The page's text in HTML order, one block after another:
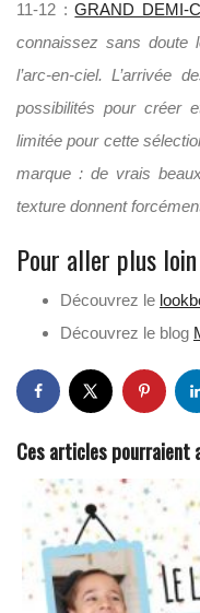
11-12 :GRAND DEMI-
connaissez sans doute
l’arc-en-ciel. L’arrivée
possibilités pour créer
limitée pour cette
marque : de vrais
texture donnent
Pour aller plus
Découvrez le
Découvrez le blog
Ces articles pourraient